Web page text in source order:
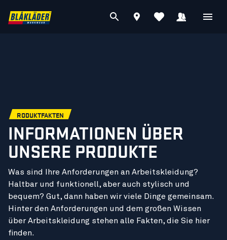
RODUKTFAKTEN
INFORMATIONEN ÜBER
UNSERE PRODUKTE
Was sind Ihre Anforderungen an Arbeitskleidung?
Haltbar und funktionell, aber auch stylisch und
bequem? Gut, dann haben wir viele Dinge gemeinsam.
Hinter den Anforderungen und dem großen Wissen
über Arbeitskleidung stehen alle Fakten, die Sie hier
finden.